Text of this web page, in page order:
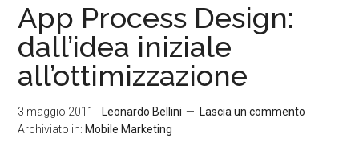
App Process Design:
dall’idea iniziale
all’ottimizzazione
3 maggio 2011 - Leonardo Bellini
Lascia un commento
Archiviato in: Mobile Marketing